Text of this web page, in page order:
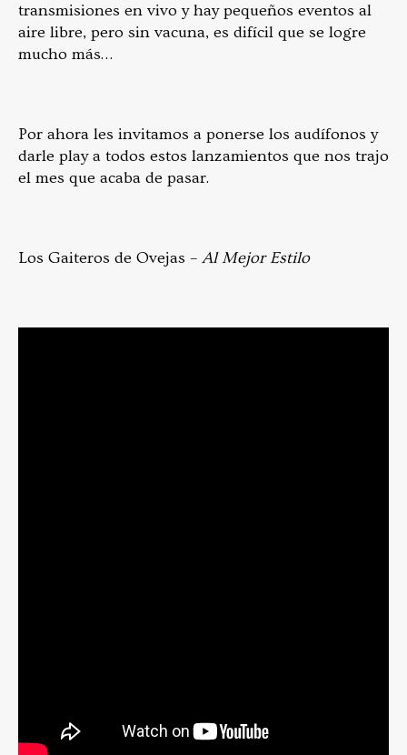
transmisiones en vivo y hay pequeños eventos al
aire libre, pero sin vacuna, es difícil que se logre
mucho más…
Por ahora les invitamos a ponerse los audífonos y
darle play a todos estos lanzamientos que nos trajo
el mes que acaba de pasar.
Los Gaiteros de Ovejas – Al Mejor Estilo